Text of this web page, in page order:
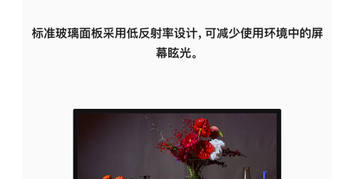
标准玻璃面板采用低反射率设计，可减少使用环境中的屏
幕眩光。